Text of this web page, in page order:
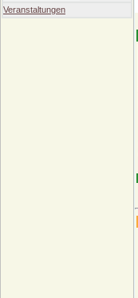
Veranstaltungen